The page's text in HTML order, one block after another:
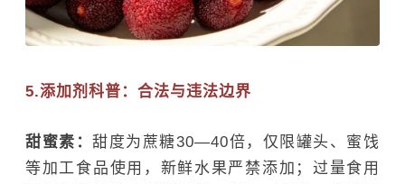
5.添加剂科普：合法与违法边界
甜蜜素：甜度为蔗糖30—40倍，仅限罐头、蜜饯
等加工食品使用，新鲜水果严禁添加；过量食用